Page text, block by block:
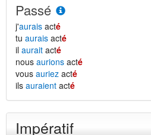
Passé
j'aurais acté
tu aurais acté
il aurait acté
nous aurions acté
vous auriez acté
ils auraient acté
Impératif